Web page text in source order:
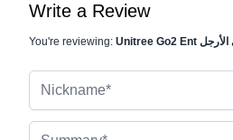
Write a Review
You're reviewing: